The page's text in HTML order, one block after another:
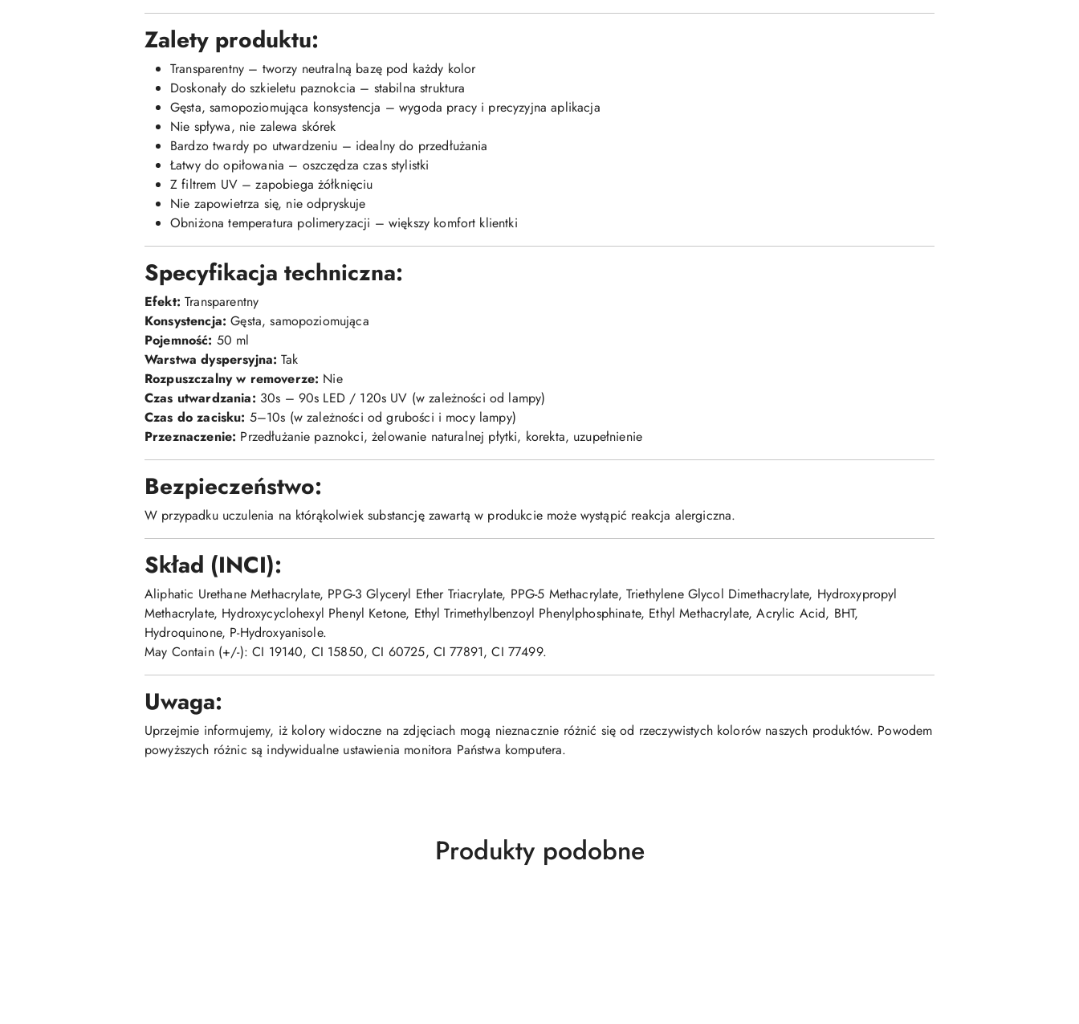
Zalety produktu:
Transparentny – tworzy neutralną bazę pod każdy kolor
Doskonały do szkieletu paznokcia – stabilna struktura
Gęsta, samopoziomująca konsystencja – wygoda pracy i precyzyjna aplikacja
Nie spływa, nie zalewa skórek
Bardzo twardy po utwardzeniu – idealny do przedłużania
Łatwy do opiłowania – oszczędza czas stylistki
Z filtrem UV – zapobiega żółknięciu
Nie zapowietrza się, nie odpryskuje
Obniżona temperatura polimeryzacji – większy komfort klientki
Specyfikacja techniczna:
Efekt: Transparentny
Konsystencja: Gęsta, samopoziomująca
Pojemność: 50 ml
Warstwa dyspersyjna: Tak
Rozpuszczalny w removerze: Nie
Czas utwardzania: 30s – 90s LED / 120s UV (w zależności od lampy)
Czas do zacisku: 5–10s (w zależności od grubości i mocy lampy)
Przeznaczenie: Przedłużanie paznokci, żelowanie naturalnej płytki, korekta, uzupełnienie
Bezpieczeństwo:
W przypadku uczulenia na którąkolwiek substancję zawartą w produkcie może wystąpić reakcja alergiczna.
Skład (INCI):
Aliphatic Urethane Methacrylate, PPG-3 Glyceryl Ether Triacrylate, PPG-5 Methacrylate, Triethylene Glycol Dimethacrylate, Hydroxypropyl
Methacrylate, Hydroxycyclohexyl Phenyl Ketone, Ethyl Trimethylbenzoyl Phenylphosphinate, Ethyl Methacrylate, Acrylic Acid, BHT,
Hydroquinone, P-Hydroxyanisole.
May Contain (+/-): CI 19140, CI 15850, CI 60725, CI 77891, CI 77499.
Uwaga:
Uprzejmie informujemy, iż kolory widoczne na zdjęciach mogą nieznacznie różnić się od rzeczywistych kolorów naszych produktów. Powodem
powyższych różnic są indywidualne ustawienia monitora Państwa komputera.
Produkty
Produkty podobne